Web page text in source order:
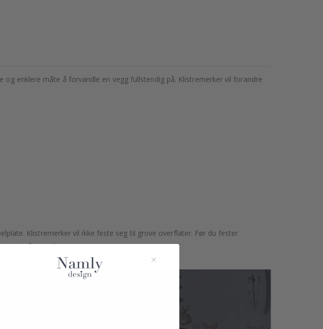
enklere måte å forvandle en vegg fullstendig på. Klistremerker vil forandre
Klistremerker vil ikke feste seg til grove overflater. Før du fester
på utskriften variere noe.